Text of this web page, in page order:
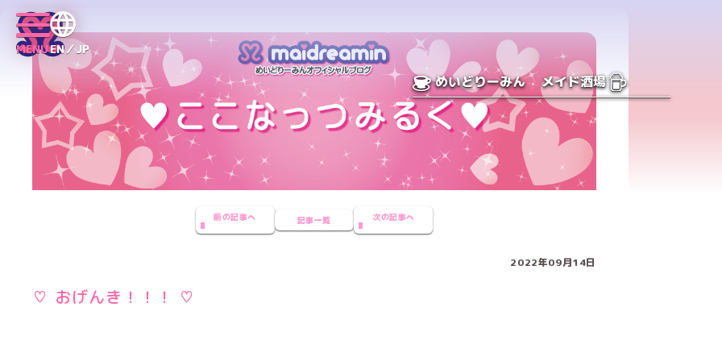
MENUEN／JP
めいどりーみん メイド酒場
前の記事へ 記事一覧 次の記事へ
2022年09月14日
♡ おげんき！！！ ♡